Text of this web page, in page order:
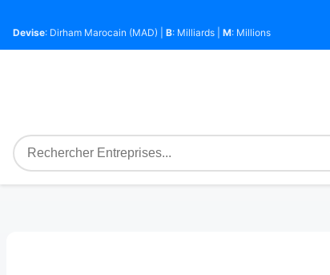
Devise: Dirham Marocain (MAD) | B: Milliards | M: Millions